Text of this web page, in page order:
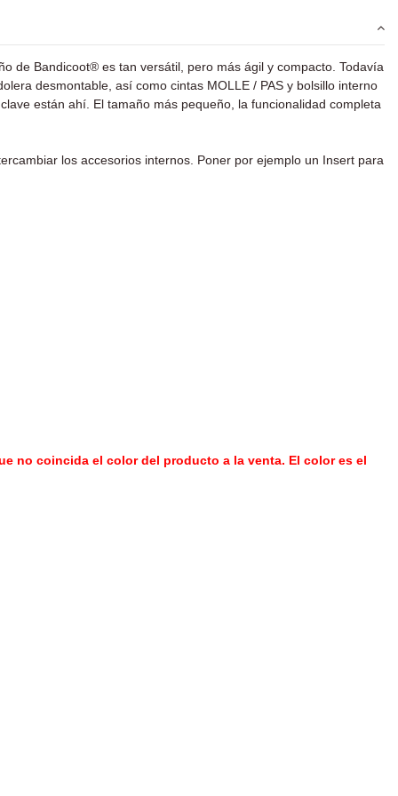
de Bandicoot® es tan versátil, pero más ágil y compacto. Todavía
desmontable, así como cintas MOLLE / PAS y bolsillo interno
están ahí. El tamaño más pequeño, la funcionalidad completa
los accesorios internos. Poner por ejemplo un Insert para
no coincida el color del producto a la venta. El color es el